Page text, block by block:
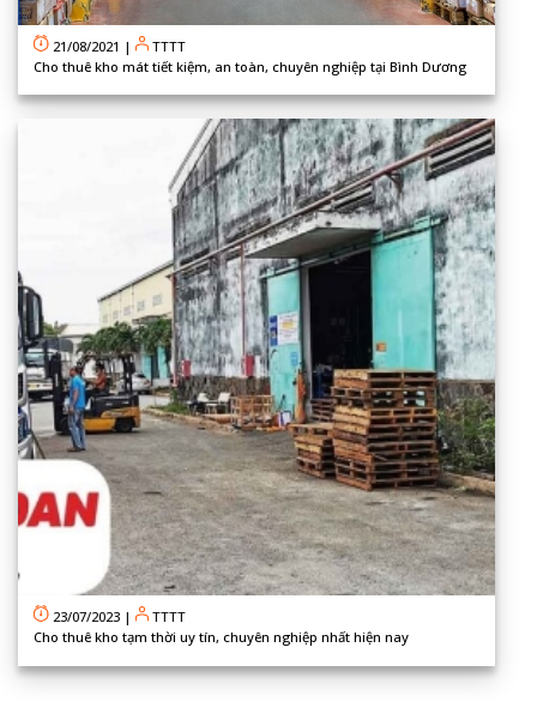
21/08/2021 |
TTTT
Cho thuê kho mát tiết kiệm, an toàn, chuyên nghiệp tại Bình Dương
23/07/2023 |
TTTT
Cho thuê kho tạm thời uy tín, chuyên nghiệp nhất hiện nay